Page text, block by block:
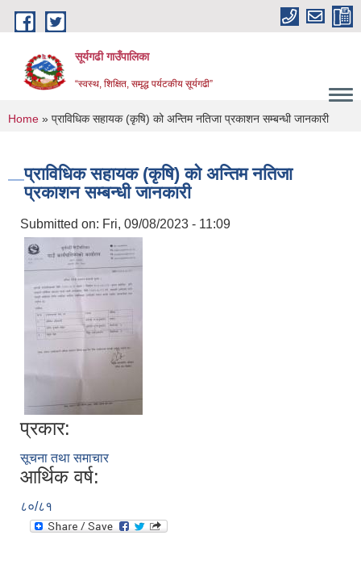
Skip to main content
सूर्यगढी गाउँपालिका
“स्वस्थ, शिक्षित, समृद्ध पर्यटकीय सूर्यगढी”
You are here
Home » प्राविधिक सहायक (कृषि) को अन्तिम नतिजा प्रकाशन सम्बन्धी जानकारी
प्राविधिक सहायक (कृषि) को अन्तिम नतिजा
प्रकाशन सम्बन्धी जानकारी
Submitted on: Fri, 09/08/2023 - 11:09
प्रकार:
सूचना तथा समाचार
आर्थिक वर्ष:
८०/८१